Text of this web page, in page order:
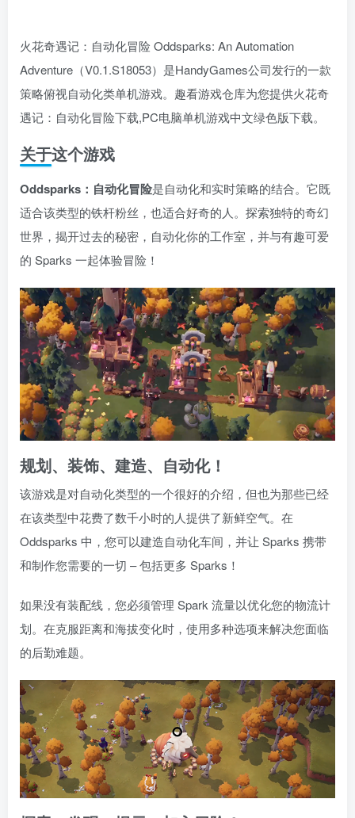
火花奇遇记：自动化冒险 Oddsparks: An Automation
Adventure（V0.1.S18053）是HandyGames公司发行的一款
策略俯视自动化类单机游戏。趣看游戏仓库为您提供火花奇
遇记：自动化冒险下载,PC电脑单机游戏中文绿色版下载。
关于这个游戏
Oddsparks：自动化冒险是自动化和实时策略的结合。它既
适合该类型的铁杆粉丝，也适合好奇的人。探索独特的奇幻
世界，揭开过去的秘密，自动化你的工作室，并与有趣可爱
的 Sparks 一起体验冒险！
规划、装饰、建造、自动化！
该游戏是对自动化类型的一个很好的介绍，但也为那些已经
在该类型中花费了数千小时的人提供了新鲜空气。在
Oddsparks 中，您可以建造自动化车间，并让 Sparks 携带
和制作您需要的一切 – 包括更多 Sparks！
如果没有装配线，您必须管理 Spark 流量以优化您的物流计
划。在克服距离和海拔变化时，使用多种选项来解决您面临
的后勤难题。